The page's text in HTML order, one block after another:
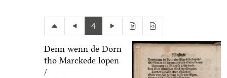
4
Denn wenn de Dorn
tho Marckede lopen
/